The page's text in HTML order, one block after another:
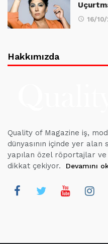
16/
Hakkımızda
Quality of Magazine iş,
dünyasının içinde yer
yapılan özel röportajlar
dikkat çekiyor.
Devamını